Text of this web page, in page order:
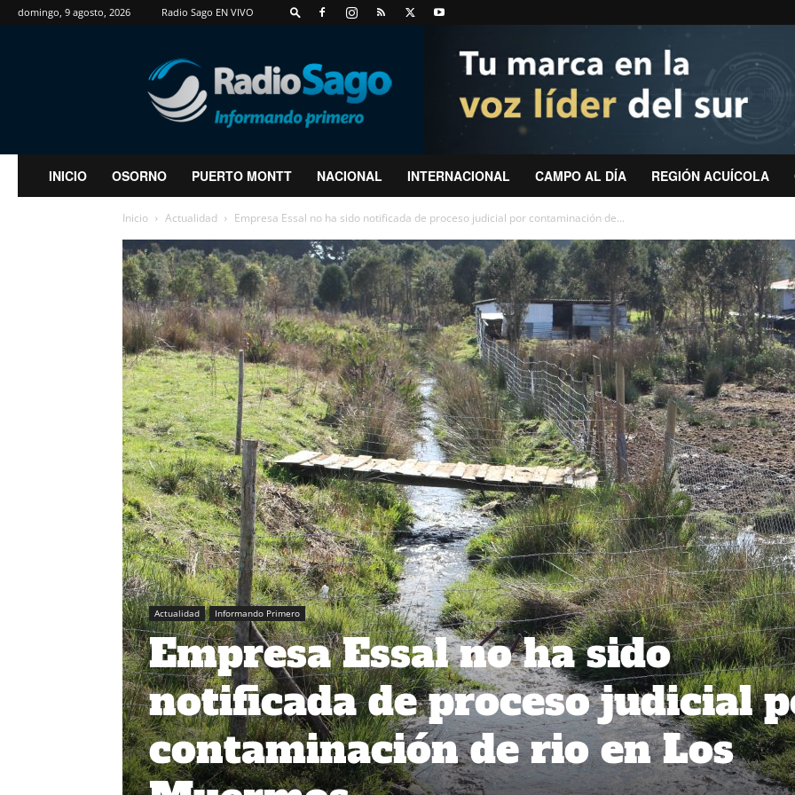
domingo, 9 agosto, 2026 Radio Sago EN VIVO
RadioSago
INICIO OSORNO PUERTO MONTT NACIONAL INTERNACIONAL CAMPO AL DÍA REGIÓN ACUÍCOLA
Inicio Actualidad Empresa Essal no ha sido notificada de proceso judicial por contaminación de...
Actualidad Informando Primero
Empresa Essal no ha sido
notificada de proceso judicial
contaminación de rio en Los